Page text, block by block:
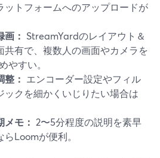
ットフォームへのアップロードが
： StreamYardのレイアウト＆
共有で、複数人の画面やカメラを
やすい。
： エンコーダー設定やフィル
ックを細かくいじりたい場合は
モ： 2〜5分程度の説明を素早
Loomが便利。